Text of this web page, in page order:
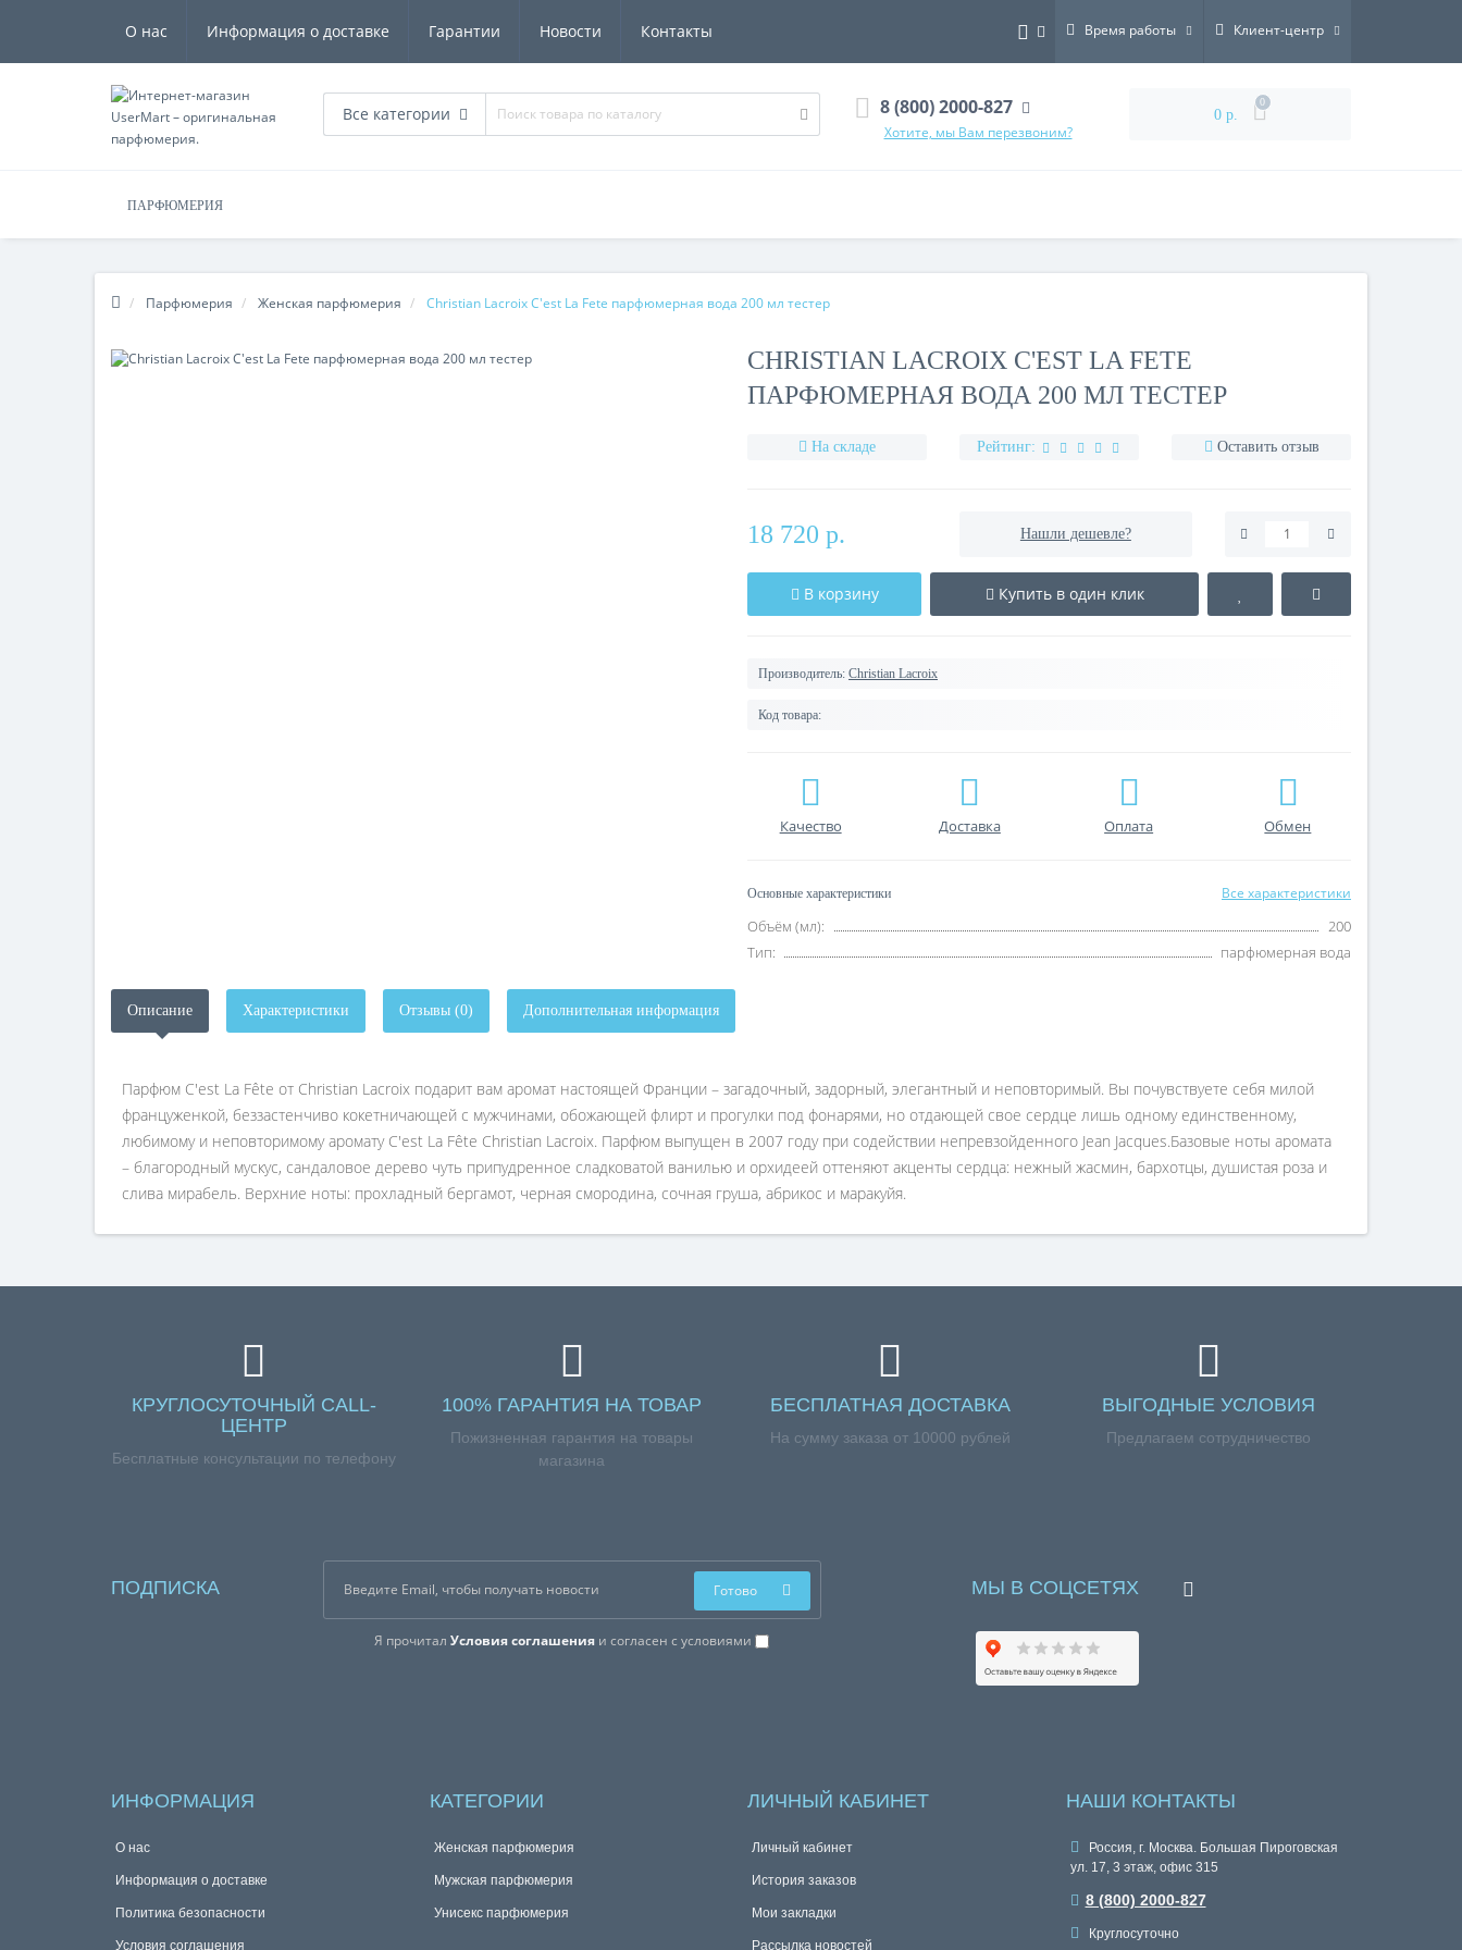
О нас Информация о доставке Гарантии Новости Контакты Время работы Клиент-центр
Все категории 8 (800) 2000-827
Хотите, мы Вам перезвоним?
0 р.
0
ПАРФЮМЕРИЯ
Парфюмерия Женская парфюмерия Christian Lacroix C'est La Fete парфюмерная вода 200 мл тестер
CHRISTIAN LACROIX C'EST LA FETE
ПАРФЮМЕРНАЯ ВОДА 200 МЛ ТЕСТЕР
На складе Рейтинг: Оставить отзыв
18 720 р. Нашли дешевле?
В корзину Купить в один клик
Производитель: Christian Lacroix
Код товара:
Качество Доставка Оплата Обмен
Основные характеристики Все характеристики
Объём (мл):
200
Тип:
парфюмерная вода
Описание Характеристики Отзывы (0) Дополнительная информация
Парфюм C'est La Fête от Christian Lacroix подарит вам аромат настоящей Франции – загадочный, задорный, элегантный и неповторимый. Вы почувствуете себя милой
француженкой, беззастенчиво кокетничающей с мужчинами, обожающей флирт и прогулки под фонарями, но отдающей свое сердце лишь одному единственному,
любимому и неповторимому аромату C'est La Fête Christian Lacroix. Парфюм выпущен в 2007 году при содействии непревзойденного Jean Jacques.Базовые ноты аромата
– благородный мускус, сандаловое дерево чуть припудренное сладковатой ванилью и орхидеей оттеняют акценты сердца: нежный жасмин, бархотцы, душистая роза и
слива мирабель. Верхние ноты: прохладный бергамот, черная смородина, сочная груша, абрикос и маракуйя.
КРУГЛОСУТОЧНЫЙ CALL-
ЦЕНТР
Бесплатные консультации по телефону
100% ГАРАНТИЯ НА ТОВАР
Пожизненная гарантия на товары
магазина
БЕСПЛАТНАЯ ДОСТАВКА
На сумму заказа от 10000 рублей
ВЫГОДНЫЕ УСЛОВИЯ
Предлагаем сотрудничество
ПОДПИСКА
Я прочиталУсловия соглашения и согласен с условиями
Готово МЫ В СОЦСЕТЯХ
ИНФОРМАЦИЯ
О нас
Информация о доставке
Политика безопасности
Условия соглашения
КАТЕГОРИИ
Женская парфюмерия
Мужская парфюмерия
Унисекс парфюмерия
ЛИЧНЫЙ КАБИНЕТ
Личный кабинет
История заказов
Мои закладки
Рассылка новостей
НАШИ КОНТАКТЫ
Россия, г. Москва. Большая Пироговская
ул. 17, 3 этаж, офис 315
8 (800) 2000-827
Круглосуточно